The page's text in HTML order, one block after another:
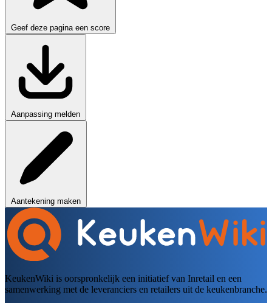
Geef deze pagina een score
Aanpassing melden
Aantekening maken
KeukenWiki is oorspronkelijk een initiatief van Inretail en een
samenwerking met de leveranciers en retailers uit de keukenbranche.